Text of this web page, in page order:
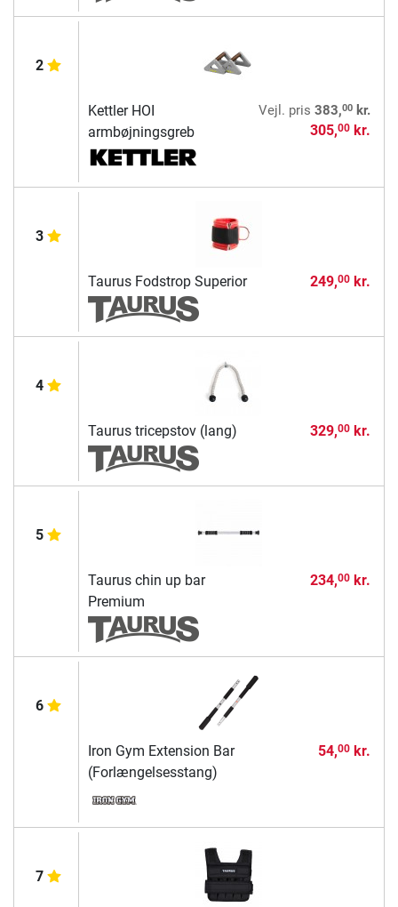
2
Kettler HOI
armbøjningsgreb
Vejl. pris 383,00kr.
305,00kr.
3
Taurus Fodstrop Superior 249,00kr.
4
Taurus tricepstov (lang) 329,00kr.
5
Taurus chin up bar
Premium
234,00kr.
6
Iron Gym Extension Bar
(Forlængelsesstang)
54,00kr.
7